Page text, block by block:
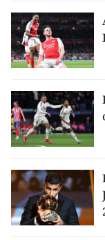
MỘT SẢN PHẨM
RADIO
MEDIA CENTER
E-Magazine
Video
Media Chính trị
Media Kinh tế